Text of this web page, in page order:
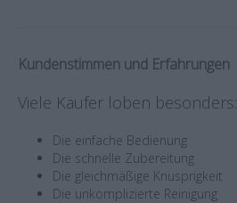
Kundenstimmen und Erfahrungen
Viele Käufer loben besonders:
Die einfache Bedienung
Die schnelle Zubereitung
Die gleichmäßige Knusprigkeit
Die unkomplizierte Reinigung